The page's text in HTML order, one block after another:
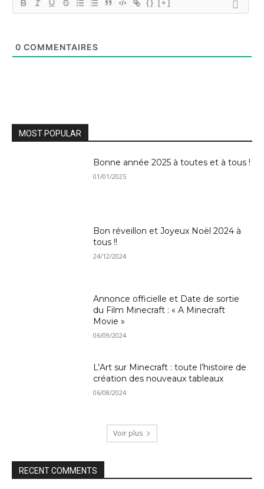
{} [+]
0 COMMENTAIRES
MOST POPULAR
Bonne année 2025 à toutes et à tous !
01/01/2025
Bon réveillon et Joyeux Noël 2024 à
tous !!
24/12/2024
Annonce officielle et Date de sortie
du Film Minecraft : « A Minecraft
Movie »
06/09/2024
L’Art sur Minecraft : toute l’histoire de
création des nouveaux tableaux
06/08/2024
Voir plus
RECENT COMMENTS